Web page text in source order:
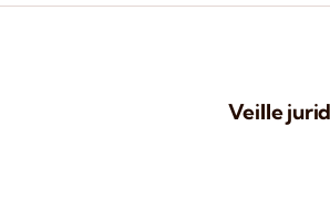
Veille